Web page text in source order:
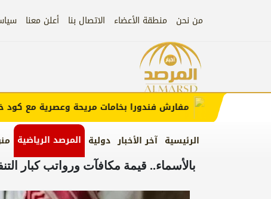
من نحن منطقة الأعضاء الاتصال بنا أعلن معنا
الرئيسية آخر الأخبار دولية المرصد الرياضية
مفارش فندورا بخامات مريحة وعصرية مع كود خصم
بالأسماء.. قيمة مكافآت ورواتب كبار